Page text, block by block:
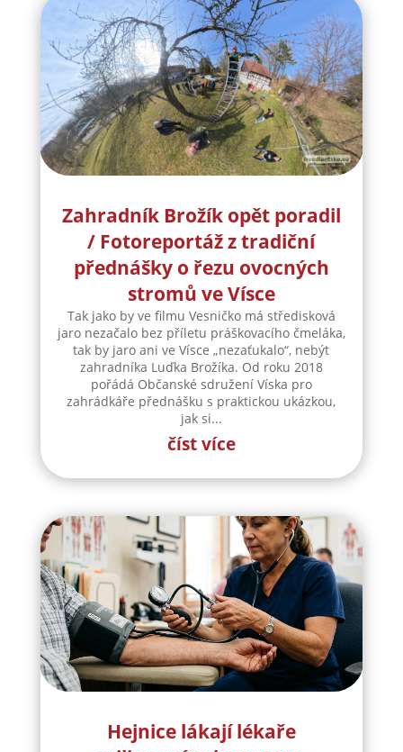
Zahradník Brožík opět poradil
/ Fotoreportáž z tradiční
přednášky o řezu ovocných
stromů ve Vísce
Tak jako by ve filmu Vesničko má středisková
jaro nezačalo bez příletu práškovacího čmeláka,
tak by jaro ani ve Vísce „nezaťukalo“, nebýt
zahradníka Luďka Brožíka. Od roku 2018
pořádá Občanské sdružení Víska pro
zahrádkáře přednášku s praktickou ukázkou,
jak si...
číst více
Hejnice lákají lékaře